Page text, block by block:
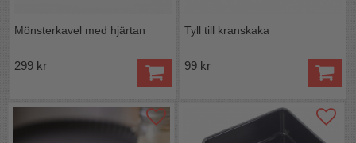
Mönsterkavel med hjärtan
299 kr
Tyll till kranskaka
99 kr